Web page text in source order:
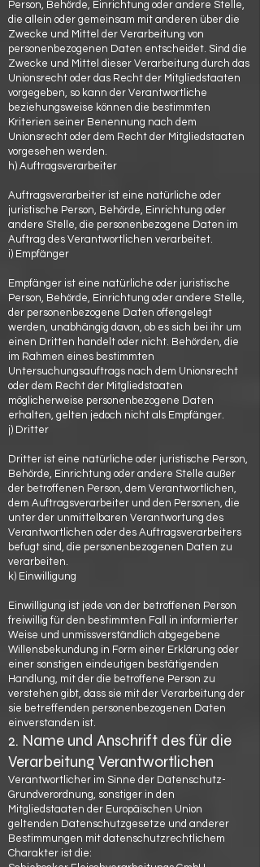
Person, Behörde, Einrichtung oder andere Stelle,
die allein oder gemeinsam mit anderen über die
Zwecke und Mittel der Verarbeitung von
personenbezogenen Daten entscheidet. Sind die
Zwecke und Mittel dieser Verarbeitung durch das
Unionsrecht oder das Recht der Mitgliedstaaten
vorgegeben, so kann der Verantwortliche
beziehungsweise können die bestimmten
Kriterien seiner Benennung nach dem
Unionsrecht oder dem Recht der Mitgliedstaaten
vorgesehen werden.
h) Auftragsverarbeiter
Auftragsverarbeiter ist eine natürliche oder
juristische Person, Behörde, Einrichtung oder
andere Stelle, die personenbezogene Daten im
Auftrag des Verantwortlichen verarbeitet.
i) Empfänger
Empfänger ist eine natürliche oder juristische
Person, Behörde, Einrichtung oder andere Stelle,
der personenbezogene Daten offengelegt
werden, unabhängig davon, ob es sich bei ihr um
einen Dritten handelt oder nicht. Behörden, die
im Rahmen eines bestimmten
Untersuchungsauftrags nach dem Unionsrecht
oder dem Recht der Mitgliedstaaten
möglicherweise personenbezogene Daten
erhalten, gelten jedoch nicht als Empfänger.
j) Dritter
Dritter ist eine natürliche oder juristische Person,
Behörde, Einrichtung oder andere Stelle außer
der betroffenen Person, dem Verantwortlichen,
dem Auftragsverarbeiter und den Personen, die
unter der unmittelbaren Verantwortung des
Verantwortlichen oder des Auftragsverarbeiters
befugt sind, die personenbezogenen Daten zu
verarbeiten.
k) Einwilligung
Einwilligung ist jede von der betroffenen Person
freiwillig für den bestimmten Fall in informierter
Weise und unmissverständlich abgegebene
Willensbekundung in Form einer Erklärung oder
einer sonstigen eindeutigen bestätigenden
Handlung, mit der die betroffene Person zu
verstehen gibt, dass sie mit der Verarbeitung der
sie betreffenden personenbezogenen Daten
einverstanden ist.
2. Name und Anschrift des für die
Verarbeitung Verantwortlichen
Verantwortlicher im Sinne der Datenschutz-
Grundverordnung, sonstiger in den
Mitgliedstaaten der Europäischen Union
geltenden Datenschutzgesetze und anderer
Bestimmungen mit datenschutzrechtlichem
Charakter ist die: